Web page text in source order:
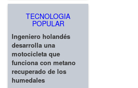
TECNOLOGIA
POPULAR
Ingeniero holandés
desarrolla una
motocicleta que
funciona con metano
recuperado de los
humedales